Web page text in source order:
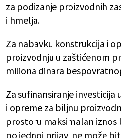
za podizanje proizvodnih
i hmelja.
Za nabavku konstrukcija i
proizvodnju u zaštićenom
miliona dinara
Za sufinansiranje investicija
i opreme za biljnu
prostoru maksimalan iznos
po jednoj prijavi ne može